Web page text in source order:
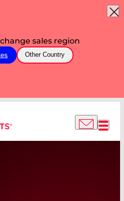
sales region
Other Country